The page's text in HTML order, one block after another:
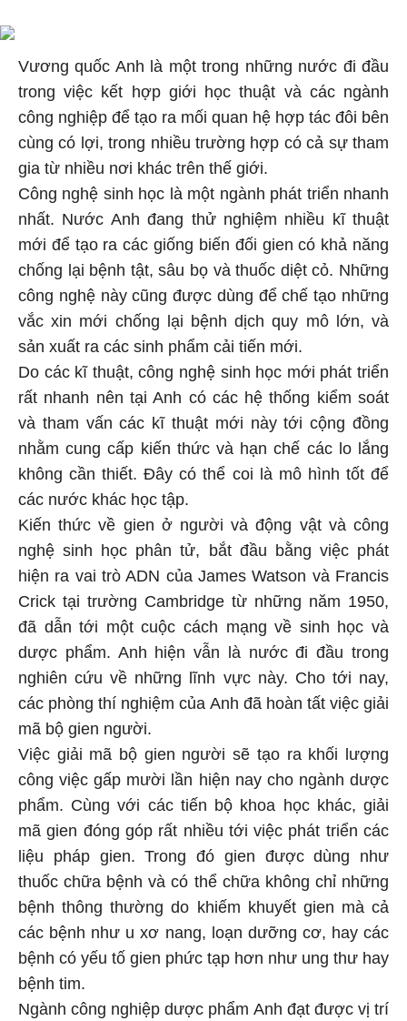
Vương quốc Anh là một trong những nước đi đầu
trong việc kết hợp giới học thuật và các ngành
công nghiệp để tạo ra mối quan hệ hợp tác đôi bên
cùng có lợi, trong nhiều trường hợp có cả sự tham
gia từ nhiều nơi khác trên thế giới.
Công nghệ sinh học là một ngành phát triển nhanh
nhất. Nước Anh đang thử nghiệm nhiều kĩ thuật
mới để tạo ra các giống biến đối gien có khả năng
chống lại bệnh tật, sâu bọ và thuốc diệt cỏ. Những
công nghệ này cũng được dùng để chế tạo những
vắc xin mới chống lại bệnh dịch quy mô lớn, và
sản xuất ra các sinh phẩm cải tiến mới.
Do các kĩ thuật, công nghệ sinh học mới phát triển
rất nhanh nên tại Anh có các hệ thống kiểm soát
và tham vấn các kĩ thuật mới này tới cộng đồng
nhằm cung cấp kiến thức và hạn chế các lo lắng
không cần thiết. Đây có thể coi là mô hình tốt để
các nước khác học tập.
Kiến thức về gien ở người và động vật và công
nghệ sinh học phân tử, bắt đầu bằng việc phát
hiện ra vai trò ADN của James Watson và Francis
Crick tại trường Cambridge từ những năm 1950,
đã dẫn tới một cuộc cách mạng về sinh học và
dược phẩm. Anh hiện vẫn là nước đi đầu trong
nghiên cứu về những lĩnh vực này. Cho tới nay,
các phòng thí nghiệm của Anh đã hoàn tất việc giải
mã bộ gien người.
Việc giải mã bộ gien người sẽ tạo ra khối lượng
công việc gấp mười lần hiện nay cho ngành dược
phẩm. Cùng với các tiến bộ khoa học khác, giải
mã gien đóng góp rất nhiều tới việc phát triển các
liệu pháp gien. Trong đó gien được dùng như
thuốc chữa bệnh và có thể chữa không chỉ những
bệnh thông thường do khiếm khuyết gien mà cả
các bệnh như u xơ nang, loạn dưỡng cơ, hay các
bệnh có yếu tố gien phức tạp hơn như ung thư hay
bệnh tim.
Ngành công nghiệp dược phẩm Anh đạt được vị trí